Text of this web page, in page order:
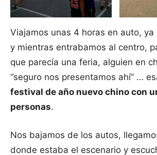
Viajamos unas 4 horas en auto,
y mientras entrabamos al centro,
que parecía una feria, alguien en
“seguro nos presentamos ahí” …
festival de año nuevo chino con
personas.
Nos bajamos de los autos,
donde estaba el escenario y